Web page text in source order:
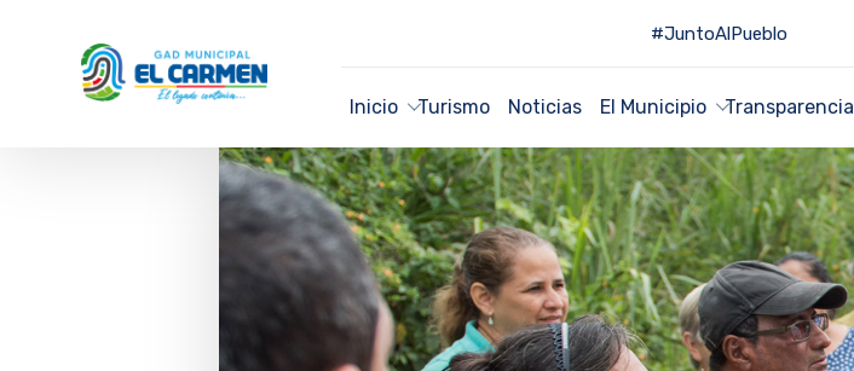
#JuntoAlPueblo
Inicio Turismo Noticias El Municipio Transparencia